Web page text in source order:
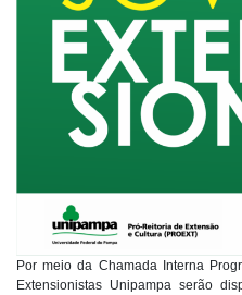
Por meio da Chamada Interna
Extensionistas Unipampa serão